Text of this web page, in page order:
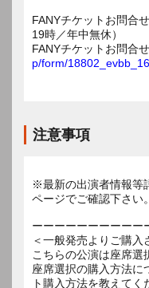
FANYチケットお問合
19時／年中無休）
FANYチケットお問合
p/form/
注意事項
※最新の出演者情報等
ページでご確認下さい。
ーーーーーーーーーー
＜一般発売よりご購入
こちらの公演は座席選
座席選択の購入方法に
ト購入方法を教えてく